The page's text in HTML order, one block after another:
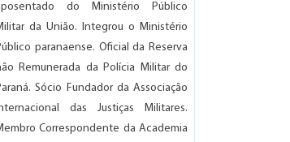
do Ministério Público
da União. Integrou o Ministério
paranaense. Oficial da Reserva
Remunerada da Polícia Militar do
Sócio Fundador da Associação
das Justiças Militares.
Correspondente da Academia